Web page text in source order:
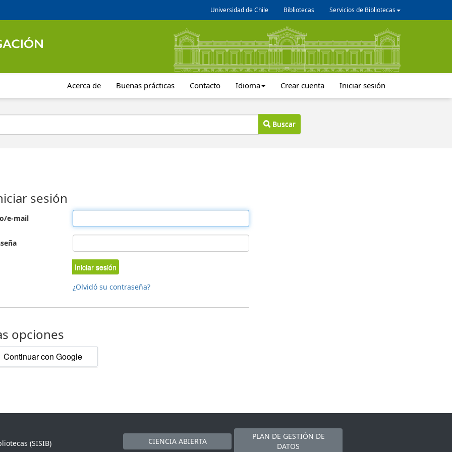
Universidad de Chile Bibliotecas Servicios de Bibliotecas
Acerca de Buenas prácticas Contacto Idioma Crear cuenta Iniciar sesión
Buscar
sesión
e-mail
Iniciar sesión
¿Olvidó su contraseña?
opciones
Continuar con Google
(SISIB)
CIENCIA ABIERTA
PLAN DE GESTIÓN DE
DATOS